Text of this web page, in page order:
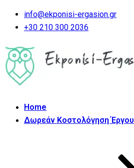
info@ekponisi-ergasion.gr
+30 210 300 2036
Home
Δωρεάν Κοστολόγηση Έργου